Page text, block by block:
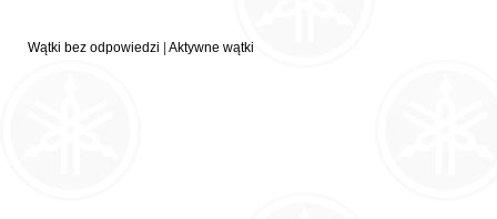
Wątki bez odpowiedzi Aktywne wątki